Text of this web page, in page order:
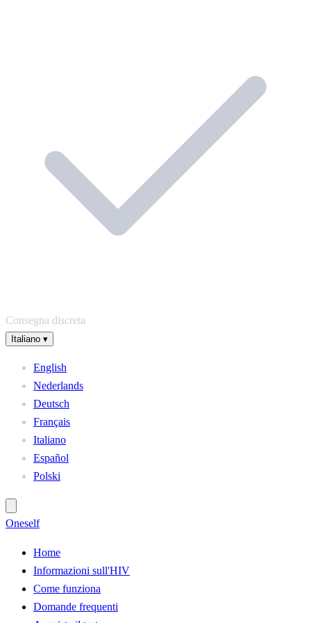
Consegna discreta
Italiano ▾
English
Nederlands
Deutsch
Français
Italiano
Español
Polski
Oneself
Home
Informazioni sull'HIV
Come funziona
Domande frequenti